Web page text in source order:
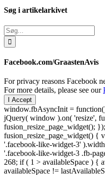
Søg i artikelarkivet
Søg
efter:
Facebook.com/GraastenAvis
For privacy reasons Facebook
For more details, please see our
I Accept
window.fbAsyncInit =
jQuery( window ).on( 'resize',
fusion_resize_page_widget();
fusion_resize_page_widget() {
'.facebook-like-widget-3'
'.facebook-like-widget-3 .fb-
268; if ( 1 > availableSpace ) {
availableSpace !=